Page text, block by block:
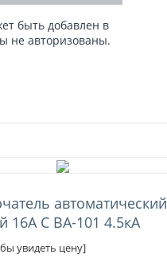
быть добавлен в
не авторизованы.
автоматический
16А С ВА-101 4.5кА
увидеть цену]